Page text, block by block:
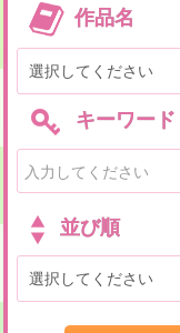
作品名
キーワード
並び順